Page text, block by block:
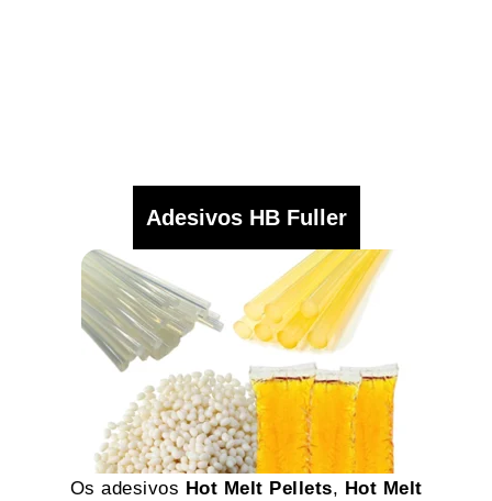
Adesivos HB Fuller
Os adesivos Hot Melt Pellets, Hot Melt